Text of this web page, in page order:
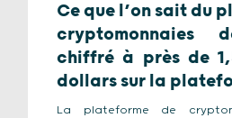
Ce que l’on sait du
cryptomonnaies
chiffré à près de
dollars sur la
La plateforme de